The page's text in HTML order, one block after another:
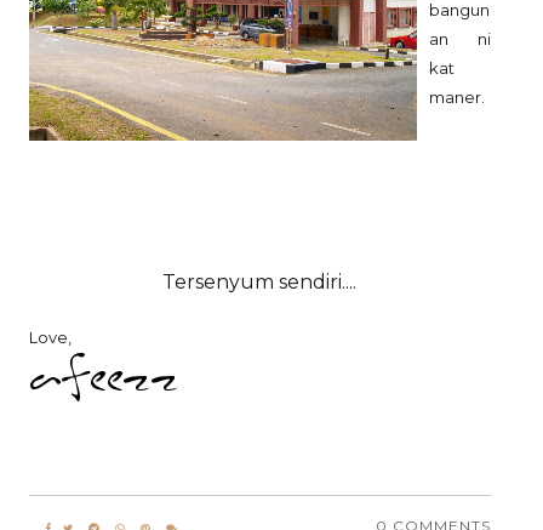
bangun
an ni
kat
maner.
Tersenyum sendiri....
Love,
0 COMMENTS